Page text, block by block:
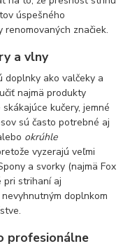
úspešného
značiek.
a vlny
doplnky ako valčeky a
najmä produkty
kučery, jemné
sú často potrebné aj
okrúhle
vyzerajú veľmi
a svorky (najmä Fox
pri strihaní aj
doplnkom
profesionálne